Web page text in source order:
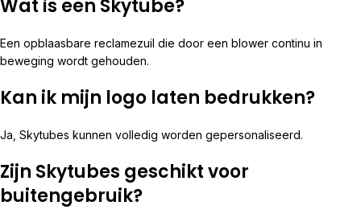
Wat is een Skytube?
Een opblaasbare reclamezuil die door een blower continu in
beweging wordt gehouden.
Kan ik mijn logo laten bedrukken?
Ja, Skytubes kunnen volledig worden gepersonaliseerd.
Zijn Skytubes geschikt voor
buitengebruik?